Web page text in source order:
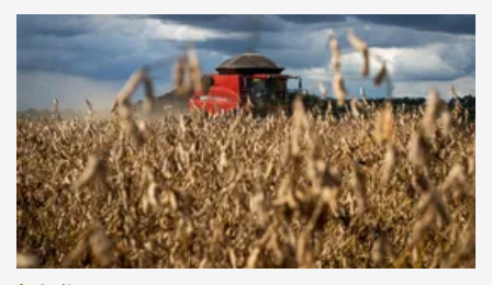
R$ 145.000
Consultar